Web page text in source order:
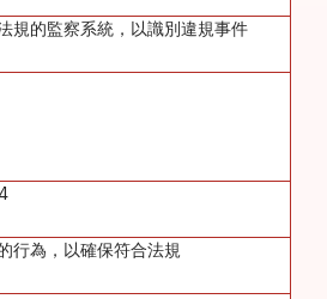
規的監察系統，以識別違規事件
行為，以確保符合法規